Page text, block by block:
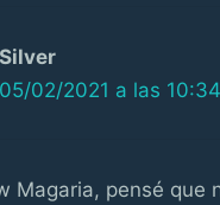
Silver
05/02/2021 a las 10:34
Magaria, pensé que